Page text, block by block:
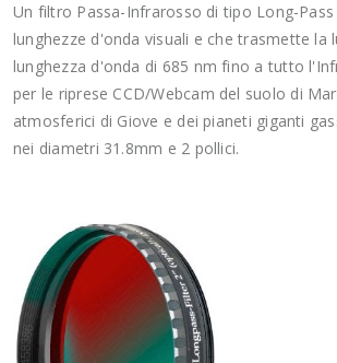
Un filtro Passa-Infrarosso di tipo Long-
lunghezze d'onda visuali e che trasmette la
lunghezza d'onda di 685 nm fino a tutto
per le riprese CCD/Webcam del suolo di
atmosferici di Giove e dei pianeti giganti
nei diametri 31.8mm e 2 pollici.